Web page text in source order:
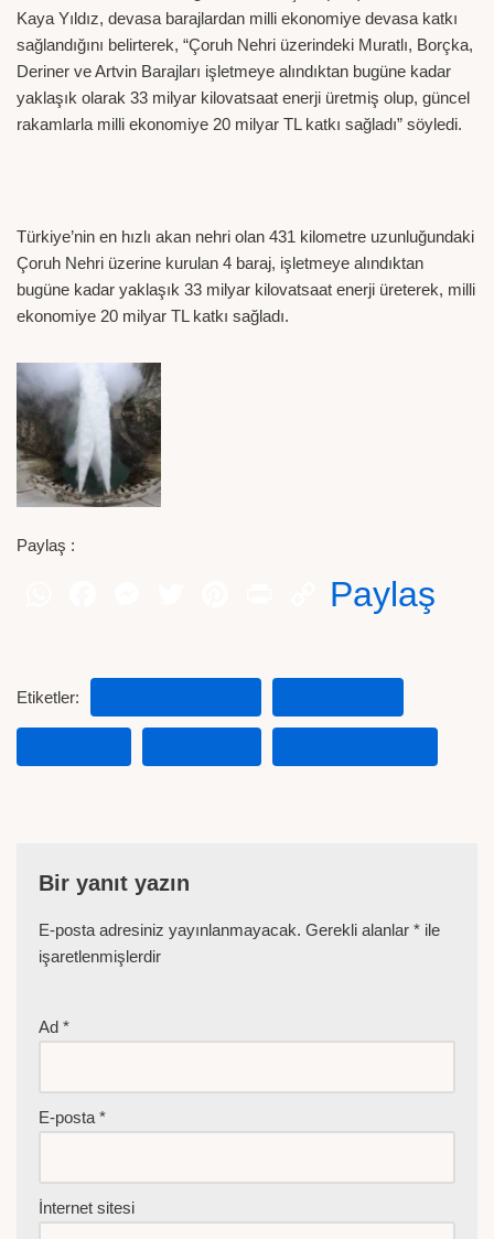
Kaya Yıldız, devasa barajlardan milli ekonomiye devasa katkı
sağlandığını belirterek, “Çoruh Nehri üzerindeki Muratlı, Borçka,
Deriner ve Artvin Barajları işletmeye alındıktan bugüne kadar
yaklaşık olarak 33 milyar kilovatsaat enerji üretmiş olup, güncel
rakamlarla milli ekonomiye 20 milyar TL katkı sağladı” söyledi.
Türkiye’nin en hızlı akan nehri olan 431 kilometre uzunluğundaki
Çoruh Nehri üzerine kurulan 4 baraj, işletmeye alındıktan
bugüne kadar yaklaşık 33 milyar kilovatsaat enerji üreterek, milli
ekonomiye 20 milyar TL katkı sağladı.
Paylaş :
Paylaş
Etiketler:
Bir yanıt yazın
E-posta adresiniz yayınlanmayacak. Gerekli alanlar * ile
işaretlenmişlerdir
Ad *
E-posta *
İnternet sitesi